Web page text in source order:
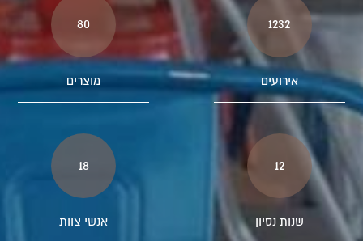
1232
אירועים
80
מוצרים
12
שנות נסיון
18
אנשי צוות